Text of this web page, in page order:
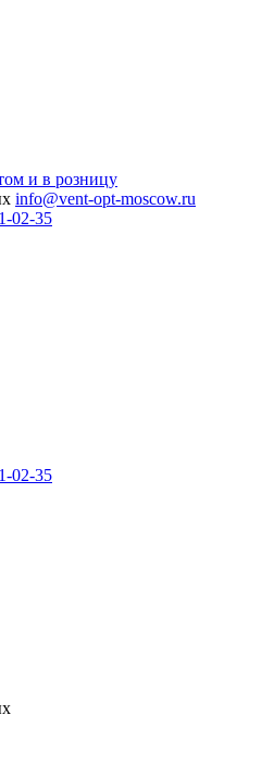
info@vent-opt-moscow.ru
02-35
02-35